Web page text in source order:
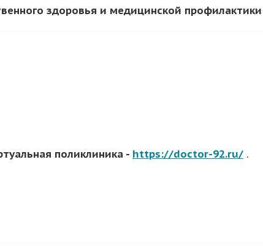
здоровья и медицинской профилактики
поликлиника - https://doctor-92.ru/ .